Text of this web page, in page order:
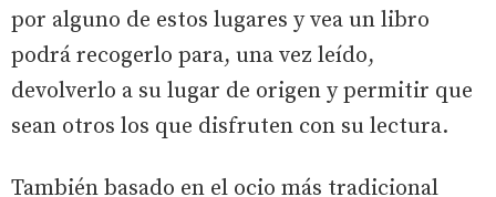
por alguno de estos lugares y vea un libro
podrá recogerlo para, una vez leído,
devolverlo a su lugar de origen y permitir que
sean otros los que disfruten con su lectura.
También basado en el ocio más tradicional